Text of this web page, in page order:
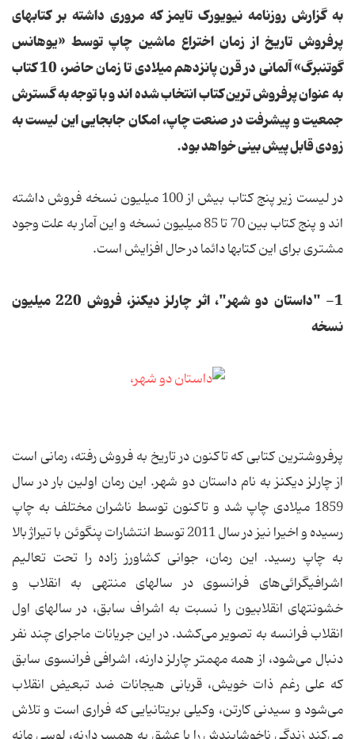
به گزارش روزنامه نیویورک تایمز که مروری داشته بر کتابهای
پرفروش تاریخ از زمان اختراع ماشین چاپ توسط «یوهانس
گوتنبرگ» آلمانی در قرن پانزدهم میلادی تا زمان حاضر، 10 کتاب
به عنوان پرفروش ترین کتاب انتخاب شده اند و با توجه به گسترش
جمعیت و پیشرفت در صنعت چاپ، امکان جابجایی این لیست به
زودی قابل پیش بینی خواهد بود.
در لیست زیر پنج کتاب بیش از 100 میلیون نسخه فروش داشته
اند و پنج کتاب بین 70 تا 85 میلیون نسخه و این آمار به علت وجود
مشتری برای این کتابها دائما در حال افزایش است.
1- "داستان دو شهر"، اثر چارلز دیکنز، فروش 220 میلیون
نسخه
پرفروشترین کتابی که تاکنون در تاریخ به فروش رفته، رمانی است
از چارلز دیکنز به نام داستان دو شهر. این رمان اولین بار در سال
1859 میلادی چاپ شد و تاکنون توسط ناشران مختلف به چاپ
رسیده و اخیرا نیز در سال 2011 توسط انتشارات پنگوئن با تیراژ بالا
به چاپ رسید. این رمان، جوانی کشاورز زاده را تحت تعالیم
اشرافیگرائی‌های فرانسوی در سالهای منتهی به انقلاب و
خشونتهای انقلابیون را نسبت به اشراف سابق، در سالهای اول
انقلاب فرانسه به تصویر می‌کشد. در این جریانات ماجرای چند نفر
دنبال می‌شود، از همه مهمتر چارلز دارنه، اشرافی فرانسوی سابق
که علی رغم ذات خویش، قربانی هیجانات ضد تبعیض انقلاب
می‌شود و سیدنی کارتن، وکیلی بریتانیایی که فراری است و تلاش